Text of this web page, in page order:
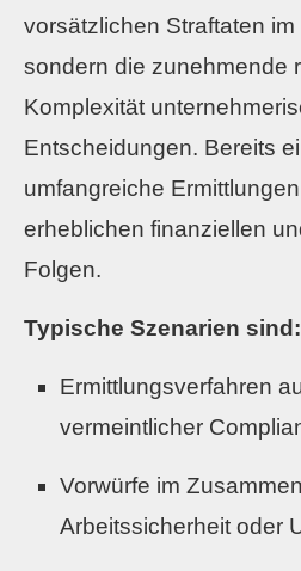
vorsätzlichen Straftaten im
sondern die zunehmende
Komplexität
Entscheidungen. Bereits
umfangreiche
erheblichen finanziellen
Folgen.
Typische Szenarien sind:
Ermittlungsverfahren
vermeintlicher
Vorwürfe im
Arbeitssicherheit oder